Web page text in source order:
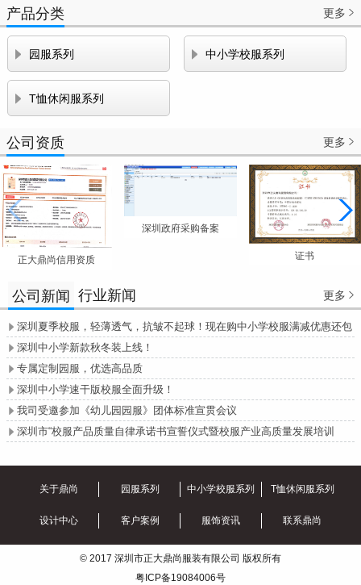
产品分类 更多 
 园服系列  中小学校服系列
 T恤休闲服系列
公司资质 更多 
正大鼎尚信用资质
深圳政府采购备案
证书
公司新闻 行业新闻 更多 
 深圳夏季校服，轻薄透气，抗皱不起球！现在购中小学校服满减优惠还包
邮哦！
 深圳中小学新款秋冬装上线！
 专属定制园服，优选高品质
 深圳中小学速干版校服全面升级！
 我司受邀参加《幼儿园园服》团体标准宣贯会议
 深圳市“校服产品质量自律承诺书宣誓仪式暨校服产业高质量发展培训
关于鼎尚 园服系列 中小学校服系列 T恤休闲服系列
设计中心 客户案例 服饰资讯 联系鼎尚
© 2017 深圳市正大鼎尚服装有限公司 版权所有
粤ICP备19084006号